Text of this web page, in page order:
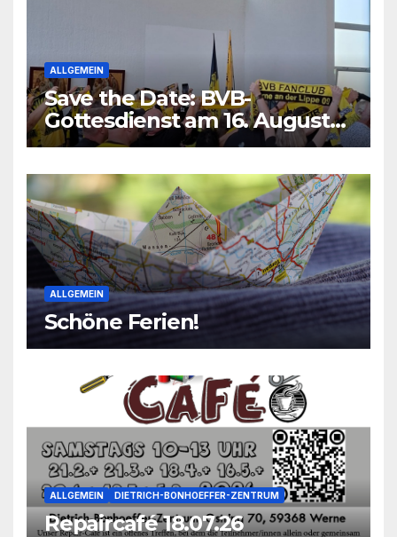
ALLGEMEIN
Save the Date: BVB-
Gottesdienst am 16. August
2026
ALLGEMEIN
Schöne Ferien!
ALLGEMEIN DIETRICH-BONHOEFFER-ZENTRUM
Repaircafé 18.07.26